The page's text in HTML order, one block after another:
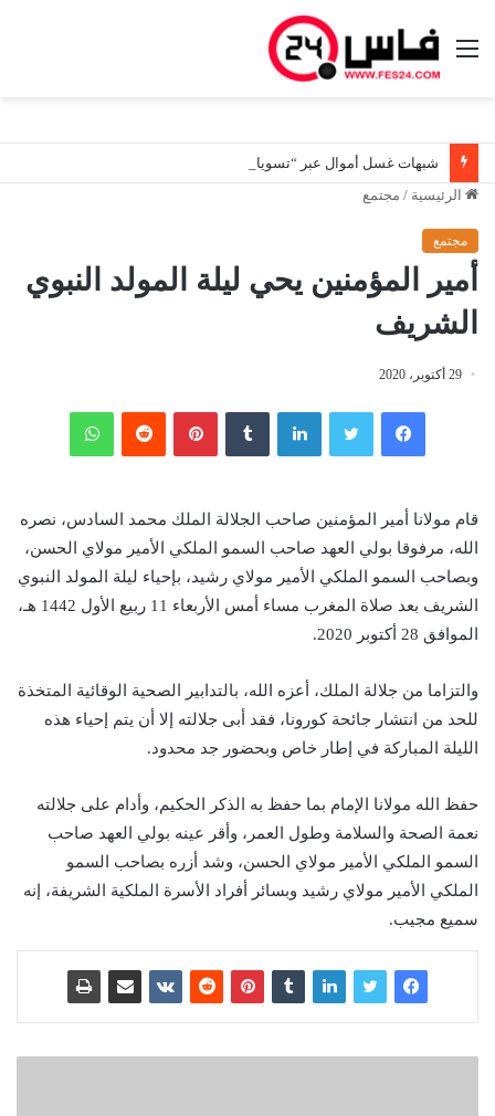
القائمة
الرئيسية / مجتمع
مجتمع
أمير المؤمنين يحي ليلة المولد النبوي
الشريف
29 أكتوبر، 2020
فيسبوك لينكدإن بينتيريست
قام مولانا أمير المؤمنين صاحب الجلالة الملك محمد السادس، نصره
الله، مرفوقا بولي العهد صاحب السمو الملكي الأمير مولاي الحسن،
وبصاحب السمو الملكي الأمير مولاي رشيد، بإحياء ليلة المولد النبوي
الشريف بعد صلاة المغرب مساء أمس الأربعاء 11 ربيع الأول 1442 هـ،
الموافق 28 أكتوبر 2020.
والتزاما من جلالة الملك، أعزه الله، بالتدابير الصحية الوقائية المتخذة
للحد من انتشار جائحة كورونا، فقد أبى جلالته إلا أن يتم إحياء هذه
الليلة المباركة في إطار خاص وبحضور جد محدود.
حفظ الله مولانا الإمام بما حفظ به الذكر الحكيم، وأدام على جلالته
نعمة الصحة والسلامة وطول العمر، وأقر عينه بولي العهد صاحب
السمو الملكي الأمير مولاي الحسن، وشد أزره بصاحب السمو
الملكي الأمير مولاي رشيد وبسائر أفراد الأسرة الملكية الشريفة، إنه
سميع مجيب.